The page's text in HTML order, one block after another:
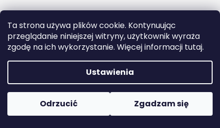
Ta strona używa plików cookie. Kontynuując
przeglądanie niniejszej witryny, użytkownik wyraża
zgodę na ich wykorzystanie. Więcej informacji tutaj.
Ustawienia
Odrzucić Zgadzam się
l
e
c
a
m
y
SKIN79
BEBLESH
Opracował Shoptet
Copyright 2026Naturalzen. Wszystkie prawa
zastrzeżone.
Edytuj ustawienia plików cookie